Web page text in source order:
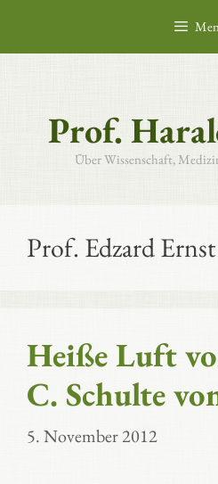
springen
Prof.
Über Wissenschaft,
Prof. Edzard Ernst
Heiße Luft
C. Schulte
5. November 2012